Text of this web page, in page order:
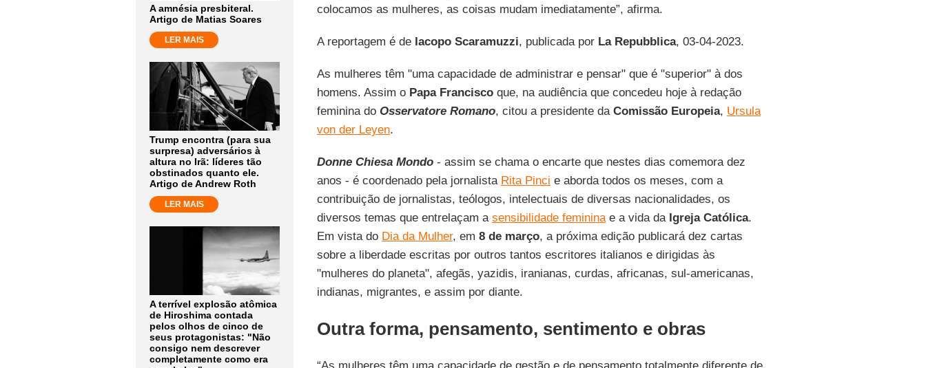
A amnésia presbiteral.
Artigo de Matias Soares
LER MAIS
Trump encontra (para sua
surpresa) adversários à
altura no Irã: líderes tão
obstinados quanto ele.
Artigo de Andrew Roth
LER MAIS
A terrível explosão atômica
de Hiroshima contada
pelos olhos de cinco de
seus protagonistas: "Não
consigo nem descrever
completamente como era
colocamos as mulheres, as coisas mudam imediatamente”, afirma.
A reportagem é de Iacopo Scaramuzzi, publicada por La Repubblica, 03-04-2023.
As mulheres têm "uma capacidade de administrar e pensar" que é "superior" à dos
homens. Assim o Papa Franciscoque, na audiência que concedeu hoje à redação
feminina do Osservatore Romano, citou a presidente da Comissão Europeia, Ursula
von der Leyen.
Donne Chiesa Mondo- assim se chama o encarte que nestes dias comemora dez
anos - é coordenado pela jornalista Rita Pinci e aborda todos os meses, com a
contribuição de jornalistas, teólogos, intelectuais de diversas nacionalidades, os
diversos temas que entrelaçam a sensibilidade femininae a vida da Igreja Católica.
Em vista do Dia da Mulher, em 8 de março, a próxima edição publicará dez cartas
sobre a liberdade escritas por outros tantos escritores italianos e dirigidas às
"mulheres do planeta", afegãs, yazidis, iranianas, curdas, africanas, sul-americanas,
indianas, migrantes, e assim por diante.
Outra forma, pensamento, sentimento e obras